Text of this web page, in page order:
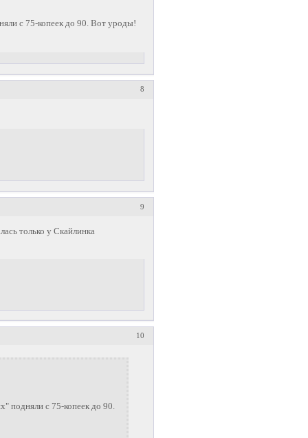
с 75-копеек до 90. Вот уроды!
8
9
только у Скайлинка
10
подняли с 75-копеек до 90.